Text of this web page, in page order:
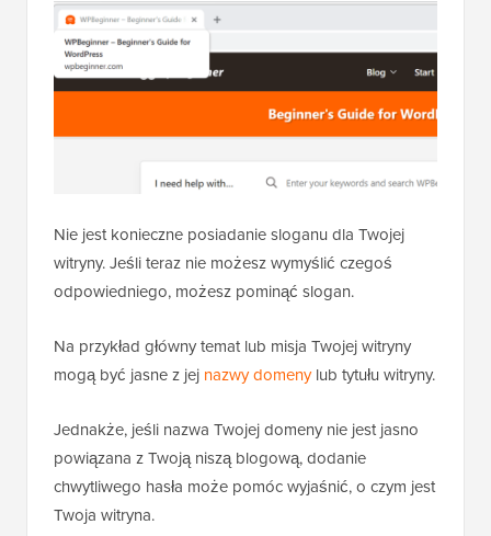
Nie jest konieczne posiadanie sloganu dla Twojej
witryny. Jeśli teraz nie możesz wymyślić czegoś
odpowiedniego, możesz pominąć slogan.
Na przykład główny temat lub misja Twojej witryny
mogą być jasne z jej nazwy domenylub tytułu witryny.
Jednakże, jeśli nazwa Twojej domeny nie jest jasno
powiązana z Twoją niszą blogową, dodanie
chwytliwego hasła może pomóc wyjaśnić, o czym jest
Twoja witryna.